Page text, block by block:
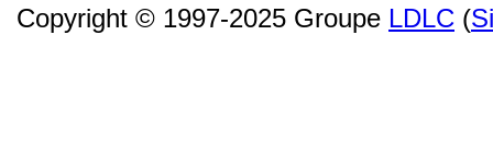
Copyright © 1997-2025 Groupe LDLC (